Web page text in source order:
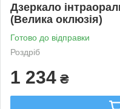
Дзеркало
(Велика оклюзія)
Готово до відправки
Роздріб
1 234 ₴